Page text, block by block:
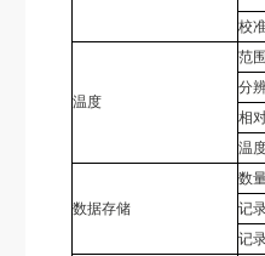
校
温度
范
分
相
温
数据存储
数
记
记